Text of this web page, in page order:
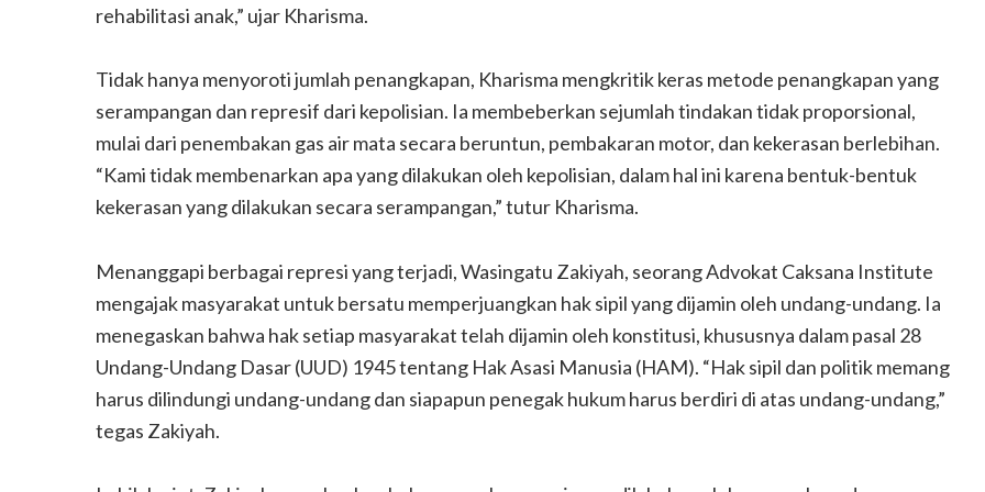
rehabilitasi anak,” ujar Kharisma.
Tidak hanya menyoroti jumlah penangkapan, Kharisma mengkritik keras metode penangkapan yang
serampangan dan represif dari kepolisian. Ia membeberkan sejumlah tindakan tidak proporsional,
mulai dari penembakan gas air mata secara beruntun, pembakaran motor, dan kekerasan berlebihan.
“Kami tidak membenarkan apa yang dilakukan oleh kepolisian, dalam hal ini karena bentuk-bentuk
kekerasan yang dilakukan secara serampangan,” tutur Kharisma.
Menanggapi berbagai represi yang terjadi, Wasingatu Zakiyah, seorang Advokat Caksana Institute
mengajak masyarakat untuk bersatu memperjuangkan hak sipil yang dijamin oleh undang-undang. Ia
menegaskan bahwa hak setiap masyarakat telah dijamin oleh konstitusi, khususnya dalam pasal 28
Undang-Undang Dasar (UUD) 1945 tentang Hak Asasi Manusia (HAM). “Hak sipil dan politik memang
harus dilindungi undang-undang dan siapapun penegak hukum harus berdiri di atas undang-undang,”
tegas Zakiyah.